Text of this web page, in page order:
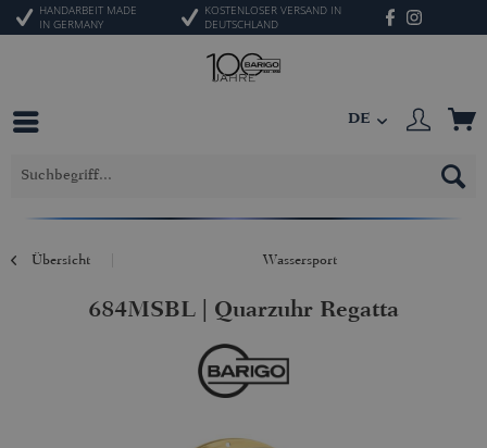
HANDARBEIT MADE
IN GERMANY
KOSTENLOSER VERSAND IN
DEUTSCHLAND
DE
Übersicht Wassersport
684MSBL | Quarzuhr Regatta